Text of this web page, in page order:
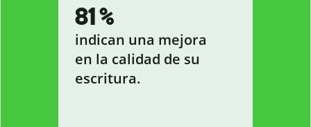
81 %
indican una mejora
en la calidad de su
escritura.